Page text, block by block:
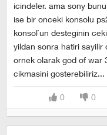
icindeler. ama sony
ise bir onceki konsolu
konsol`un desteginin
yildan sonra hatiri sayilir
ornek olarak god of war
cikmasini gosterebiliriz...
0 0